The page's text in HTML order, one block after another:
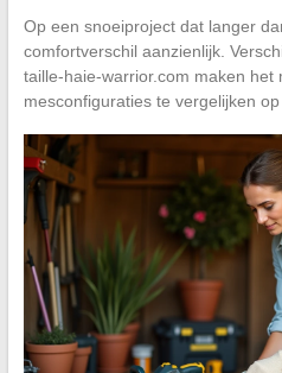
Op een snoeiproject dat langer
comfortverschil aanzienlijk.
taille-haie-warrior.com maken het
mesconfiguraties te vergelijken